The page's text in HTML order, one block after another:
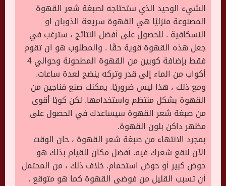
الشيء الوحيد الذي ستحتاجه لصبغة شعر القهوة
المصنوعة منزليًا هي القهوة سريعة الذوبان او
النسكافية . للحصول على أفضل النتائج ، سترغب في
جعل هذه القهوة قوية حقًا . والمطلوب هو ان تقوم
فقط بإضافة كوبين من القهوة المطحونة وحوالي 4
أكواب من الماء إلى قدر وتركه ينضج لعدة ساعات.
ومع ذلك ، هذا ليس ضروريًا. يمكنك صنع فناجين من
القهوة بشكل منتظم واستخدامها. لكن كوبًا أقوى
من صبغة شعر القهوة سيساعدك في الحصول على
مظهر داكن بلون القهوة.
بمجرد الانتهاء من صبغة شعر القهوة ، حان الوقت
الآن لنقع شعرك فيه. أفضل مكان للقيام بذلك هو
حوض كبير أو حوض استحمام. خلاف ذلك ، من المحتمل
أن تسبب القليل من فوضى القهوة كما هو متوقع .